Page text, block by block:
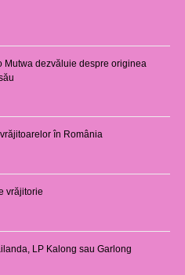
Mutwa dezvăluie despre originea
în România
vrăjitorie
LP Kalong sau Garlong